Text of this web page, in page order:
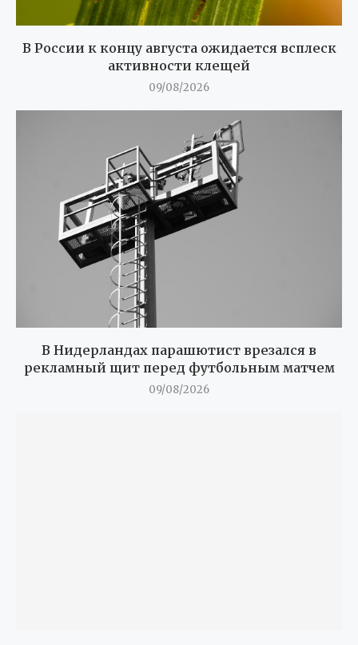
В России к концу августа ожидается всплеск
активности клещей
09/08/2026
В Нидерландах парашютист врезался в
рекламный щит перед футбольным матчем
09/08/2026